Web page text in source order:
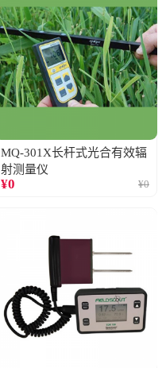
MQ-301X长杆式光合有效辐
射测量仪
¥0 ¥0